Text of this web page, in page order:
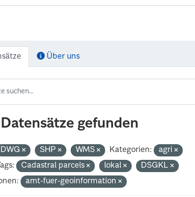
Über uns
Datensätze gefunden
DWG SHP WMS Kategorien:
agri
Cadastral parcels lokal
DSGKL
amt-fuer-geoinformation